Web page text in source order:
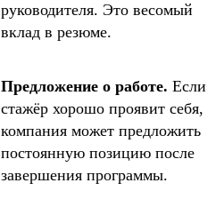
руководителя. Это весомый
вклад в резюме.
Предложение о работе. Если
стажёр хорошо проявит себя,
компания может предложить
постоянную позицию после
завершения программы.